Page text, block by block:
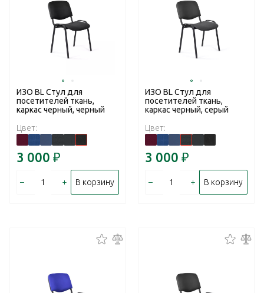
ИЗО BL Стул для
посетителей ткань,
каркас черный, черный
Цвет:
3 000 ₽
– + В корзину
ИЗО BL Стул для
посетителей ткань,
каркас черный, серый
Цвет:
3 000 ₽
– + В корзину